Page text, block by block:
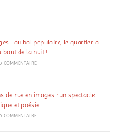
: au bal populaire, le quartier a
bout de la nuit !
0 COMMENTAIRE
de rue en images : un spectacle
et poésie
0 COMMENTAIRE